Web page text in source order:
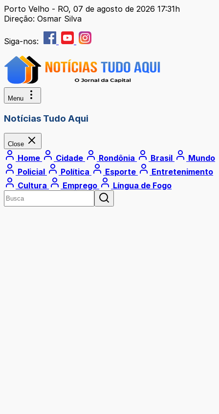
Porto Velho - RO, 07 de agosto de 2026 17:31h
Direção: Osmar Silva
Siga-nos:
Menu
Notícias Tudo Aqui
Close
Home Cidade Rondônia Brasil
Mundo
Policial
Política Esporte
Entretenimento
Cultura
Emprego Língua de Fogo